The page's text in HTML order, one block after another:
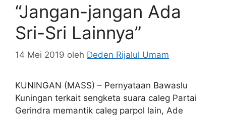
“Jangan-jangan Ada
Sri-Sri Lainnya”
14 Mei 2019 oleh Deden Rijalul Umam
KUNINGAN (MASS) – Pernyataan Bawaslu
Kuningan terkait sengketa suara caleg Partai
Gerindra memantik caleg parpol lain, Ade